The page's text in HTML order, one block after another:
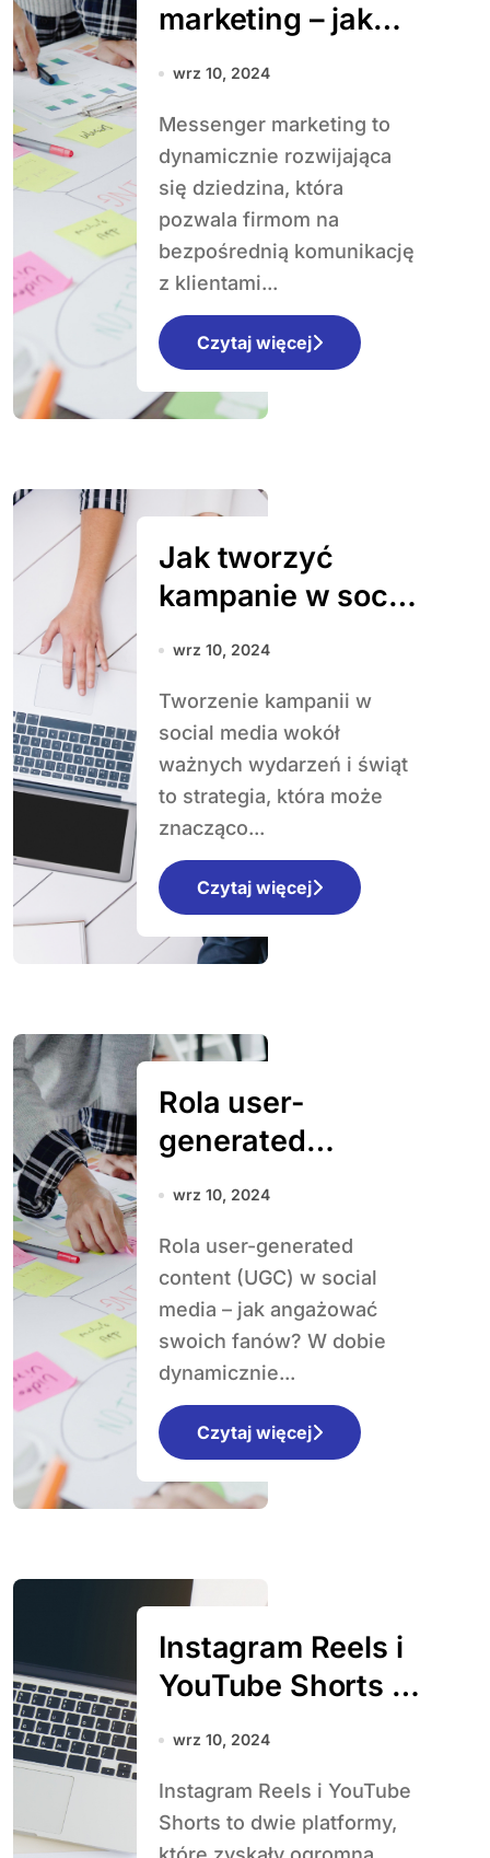
marketing – jak
skutecznie
chatboty i
komunikatory?
wrz 10, 2024
Messenger marketing to
dynamicznie rozwijająca
się dziedzina, która
pozwala firmom na
bezpośrednią komunikację
z klientami...
Czytaj więcej
Jak tworzyć
kampanie w social
media wokół
wydarzeń i świąt?
wrz 10, 2024
Tworzenie kampanii w
social media wokół
ważnych wydarzeń i świąt
to strategia, która może
znacząco...
Czytaj więcej
Rola user-
generated
content (UGC) w
angażować
swoich fanów?
wrz 10, 2024
Rola user-generated
content (UGC) w social
media – jak angażować
swoich fanów? W dobie
dynamicznie...
Czytaj więcej
Instagram Reels i
YouTube Shorts –
jak tworzyć
wideo, które
zdobywają
wrz 10, 2024
Instagram Reels i YouTube
Shorts to dwie platformy,